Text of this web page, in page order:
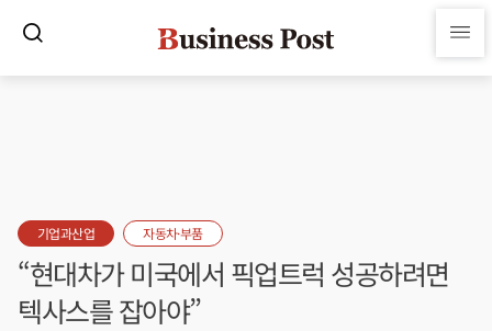
기업과산업 자동차·부품
“현대차가 미국에서 픽업트럭 성공하려면
텍사스를 잡아야”